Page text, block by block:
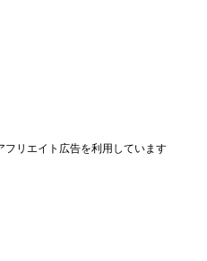
リエイト広告を利用しています